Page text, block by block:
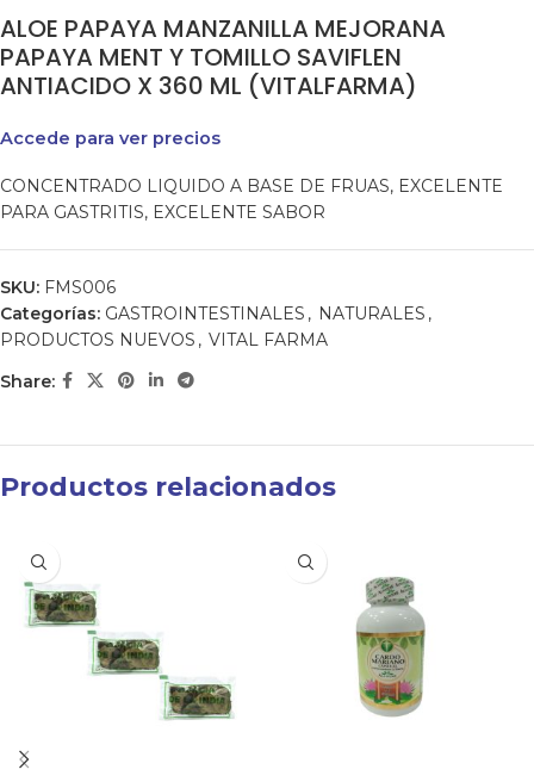
ALOE PAPAYA MANZANILLA MEJORANA
PAPAYA MENT Y TOMILLO SAVIFLEN
ANTIACIDO X 360 ML (VITALFARMA)
Accede para ver precios
CONCENTRADO LIQUIDO A BASE DE FRUAS, EXCELENTE
PARA GASTRITIS, EXCELENTE SABOR
SKU: FMS006
Categorías: GASTROINTESTINALES , NATURALES ,
PRODUCTOS NUEVOS , VITAL FARMA
Share:
Productos relacionados